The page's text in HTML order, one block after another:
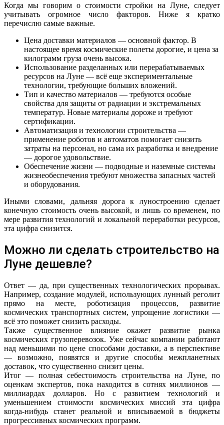
Когда мы говорим о стоимости стройки на Луне, следует
учитывать огромное число факторов. Ниже я кратко
перечислю самые важные.
Цена доставки материалов — основной фактор. В
настоящее время космические полеты дорогие, и цена за
килограмм груза очень высока.
Использование разделанных или перерабатываемых
ресурсов на Луне — всё еще экспериментальные
технологии, требующие больших вложений.
Тип и качество материалов — требуются особые
свойства для защиты от радиации и экстремальных
температур. Новые материалы дороже и требуют
сертификации.
Автоматизация и технологии строительства —
применение роботов и автоматов помогает снизить
затраты на персонал, но сама их разработка и внедрение
— дорогое удовольствие.
Обеспечение жизни — подводные и наземные системы
жизнеобеспечения требуют множества запасных частей
и оборудования.
Иными словами, дальняя дорога к луностроению сделает
конечную стоимость очень высокой, и лишь со временем, по
мере развития технологий и локальной переработки ресурсов,
эта цифра снизится.
Можно ли сделать строительство на
Луне дешевле?
Ответ — да, при существенных технологических прорывах.
Например, создание модулей, использующих лунный реголит
прямо на месте, роботизация процессов, развитие
космических транспортных систем, упрощение логистики —
всё это поможет снизить расходы.
Также существенное влияние окажет развитие рынка
космических грузоперевозок. Уже сейчас компании работают
над меньшими по цене способами доставки, а в перспективе
— возможно, появятся и другие способы межпланетных
доставок, что существенно снизит цены.
Итог — полная себестоимость строительства на Луне, по
оценкам экспертов, пока находится в сотнях миллионов —
миллиардах долларов. Но с развитием технологий и
уменьшением стоимости космических миссий эта цифра
когда-нибудь станет реальной и вписываемой в бюджеты
прогрессивных космических программ.